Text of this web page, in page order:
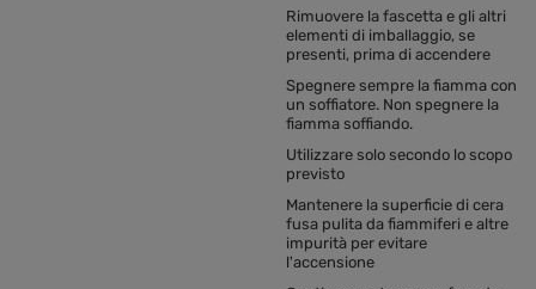
Rimuovere la fascetta e gli altri
elementi di imballaggio, se
presenti, prima di accendere
Spegnere sempre la fiamma con
un soffiatore. Non spegnere la
fiamma soffiando.
Utilizzare solo secondo lo scopo
previsto
Mantenere la superficie di cera
fusa pulita da fiammiferi e altre
impurità per evitare
l'accensione